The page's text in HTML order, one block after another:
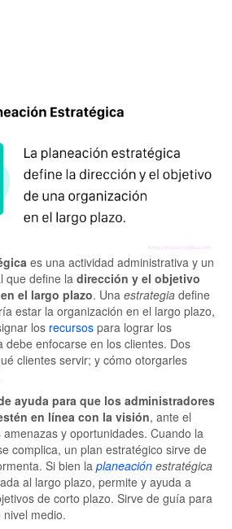
es una actividad administrativa y un
que define la dirección y el objetivo
el largo plazo. Una estrategia define
estar la organización en el largo plazo,
los recursos para lograr los
debe enfocarse en los clientes. Dos
clientes servir; y cómo otorgarles
ayuda para que los administradores
en línea con la visión, ante el
y oportunidades. Cuando la
complica, un plan estratégico sirve de
Si bien la planeación estratégica
al largo plazo, permite y ayuda a
de corto plazo. Sirve de guía para
medio.